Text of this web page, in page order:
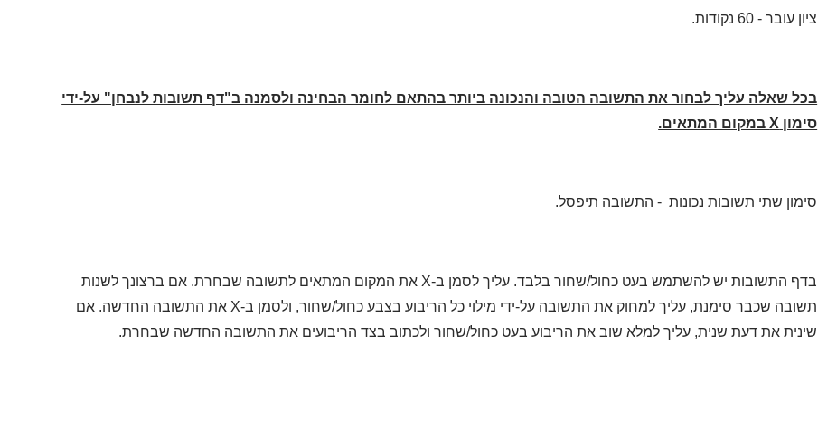
ציון עובר - 60 נקודות.
בכל שאלה עליך לבחור את התשובה הטובה והנכונה ביותר בהתאם לחומר הבחינה ולסמנה ב"דף תשובות לנבחן" על-ידי
סימון Xבמקום המתאים.
סימון שתי תשובות נכונות - התשובה תיפסל.
בדף התשובות יש להשתמש בעט כחול/שחור בלבד. עליך לסמן ב-X את המקום המתאים לתשובה שבחרת. אם ברצונך לשנות
תשובה שכבר סימנת, עליך למחוק את התשובה על-ידי מילוי כל הריבוע בצבע כחול/שחור, ולסמן ב-X את התשובה החדשה. אם
שינית את דעת שנית, עליך למלא שוב את הריבוע בעט כחול/שחור ולכתוב בצד הריבועים את התשובה החדשה שבחרת.